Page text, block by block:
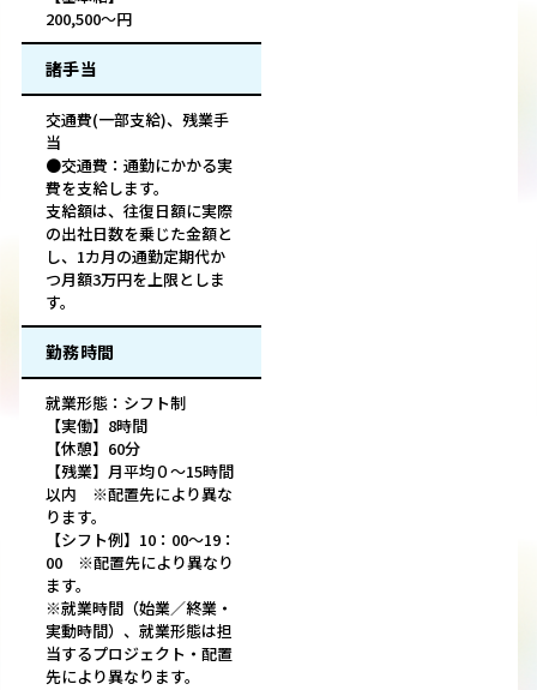
200,500～円
諸手当
交通費(一部支給)、残業手
当
●交通費：通勤にかかる実
費を支給します。
支給額は、往復日額に実際
の出社日数を乗じた金額と
し、1カ月の通勤定期代か
つ月額3万円を上限としま
す。
勤務時間
就業形態：シフト制
【実働】8時間
【休憩】60分
【残業】月平均０～15時間
以内 ※配置先により異な
ります。
【シフト例】10：00～19：
00 ※配置先により異なり
ます。
※就業時間（始業／終業・
実動時間）、就業形態は担
当するプロジェクト・配置
先により異なります。